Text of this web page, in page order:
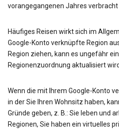
vorangegangenen Jahres verbracht
Häufiges Reisen wirkt sich im
Google-Konto verknüpfte Region
Region ziehen, kann es ungefähr
Regionenzuordnung aktualisiert wird.
Wenn die mit Ihrem Google-Konto
in der Sie Ihren Wohnsitz haben,
Gründe geben, z. B.: Sie leben und
Regionen, Sie haben ein virtuelles